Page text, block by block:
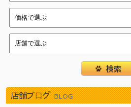
店舗ブログ BLOG